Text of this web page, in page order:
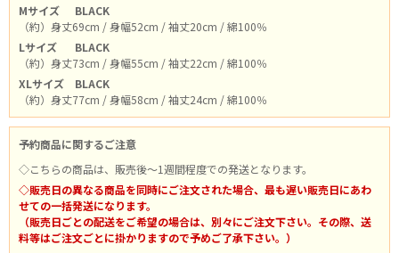
Mサイズ
BLACK
（約）身丈69cm / 身幅52cm / 袖丈20cm / 綿100％
Lサイズ
BLACK
（約）身丈73cm / 身幅55cm / 袖丈22cm / 綿100％
XLサイズ
BLACK
（約）身丈77cm / 身幅58cm / 袖丈24cm / 綿100％
予約商品に関するご注意
◇こちらの商品は、販売後～1週間程度での発送となります。
◇販売日の異なる商品を同時にご注文された場合、最も遅い販売日にあわ
せての一括発送になります。
（販売日ごとの配送をご希望の場合は、別々にご注文下さい。その際、送
料等はご注文ごとに掛かりますので予めご了承下さい。）